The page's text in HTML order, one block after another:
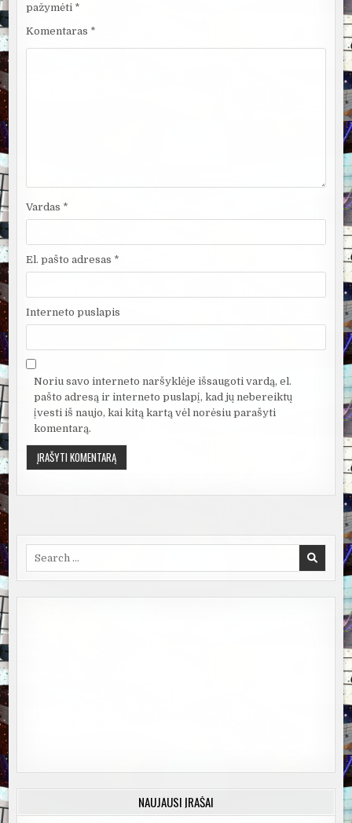
pažymėti *
Komentaras *
Vardas *
El. pašto adresas *
Interneto puslapis
Noriu savo interneto naršyklėje išsaugoti vardą, el.
pašto adresą ir interneto puslapį, kad jų nebereiktų
įvesti iš naujo, kai kitą kartą vėl norėsiu parašyti
komentarą.
NAUJAUSI ĮRAŠAI